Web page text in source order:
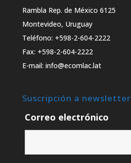
Rambla Rep. de México 6125
Montevideo, Uruguay
Teléfono: +598-2-604-2222
Fax: +598-2-604-2222
E-mail: info@ecomlac.lat
Suscripción a newsletter
Correo electrónico